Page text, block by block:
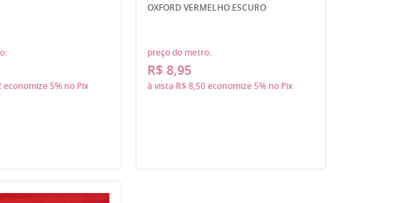
economize5% no Pix
OXFORD VERMELHO ESCURO
preço do metro:
R$ 8,95
à vista R$ 8,50economize5% no Pix